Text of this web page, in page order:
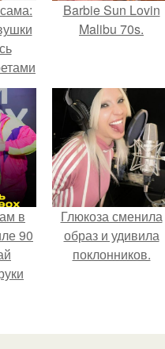
Barbie Sun Lovin
Malibu 70s.
в
90
Глюкоза сменила
образ и удивила
поклонников.